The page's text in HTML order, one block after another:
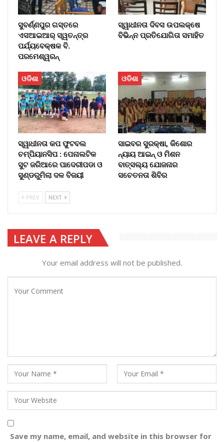
ସୁବର୍ଣ୍ଣପୁର ଗସ୍ତରେ
ଏସଆଇଆର୍ ସ୍ୱତନ୍ତ୍ର
ପର୍ଯ୍ୟବେକ୍ଷକ ବି.
ପରମେଶ୍ୱରନ୍
ସ୍ୱାଧୀନତା ଦିବସ ଉପଲକ୍ଷେ
ବିଭିନ୍ନ ପ୍ରତିଯୋଗିତା ସମାହିତ
ଓଡିଶା
ସ୍ୱାଧୀନତା କପ ଫୁଟବଲ
ଚମ୍ପିୟାନସିପ : ପେନାଲଟିକ
ସୁଟ ଜରିଆରେ ପାଦେରୀପଡା ଓ
ସୁଣ୍ଡରୁମିଲା ଦଳ ବିଜୟୀ
ଓଡିଶା
ସାଇବର ସୁରକ୍ଷା, କିଶୋର
ନ୍ୟାୟ ଆଇନ୍ ଓ ମିଶନ
ବାତ୍ସଲ୍ୟ ଯୋଜନାର
ସଚେତନତା ଶିବିର
PREV NEXT
LEAVE A REPLY
Your email address will not be published.
Save my name, email, and website in this browser for